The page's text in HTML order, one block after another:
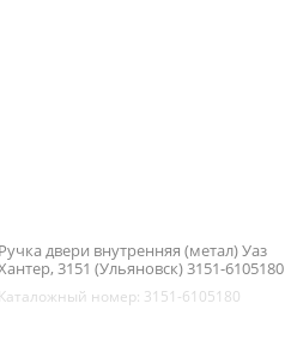
Ручка двери внутренняя (метал) Уаз
3151 (Ульяновск) 3151-6105180
Каталожный номер: 3151-6105180